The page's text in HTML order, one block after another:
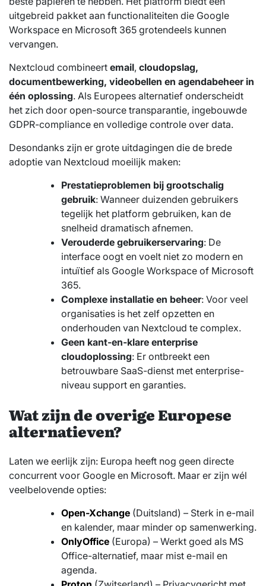
uitgebreid pakket aan functionaliteiten die Google
Workspace en Microsoft 365 grotendeels kunnen
vervangen.
Nextcloud combineert email, cloudopslag,
documentbewerking, videobellen en agendabeheer in
één oplossing. Als Europees alternatief onderscheidt
het zich door open-source transparantie, ingebouwde
GDPR-compliance en volledige controle over data.
Desondanks zijn er grote uitdagingen die de brede
adoptie van Nextcloud moeilijk maken:
Prestatieproblemen bij grootschalig
gebruik: Wanneer duizenden gebruikers
tegelijk het platform gebruiken, kan de
snelheid dramatisch afnemen.
Verouderde gebruikerservaring: De
interface oogt en voelt niet zo modern en
intuïtief als Google Workspace of Microsoft
365.
Complexe installatie en beheer: Voor veel
organisaties is het zelf opzetten en
onderhouden van Nextcloud te complex.
Geen kant-en-klare enterprise
cloudoplossing: Er ontbreekt een
betrouwbare SaaS-dienst met enterprise-
niveau support en garanties.
Wat zijn de overige Europese
alternatieven?
Laten we eerlijk zijn: Europa heeft nog geen directe
concurrent voor Google en Microsoft. Maar er zijn wél
veelbelovende opties:
Open-Xchange (Duitsland) – Sterk in e-mail
en kalender, maar minder op samenwerking.
OnlyOffice (Europa) – Werkt goed als MS
Office-alternatief, maar mist e-mail en
agenda.